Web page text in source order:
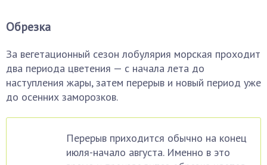
Обрезка
За вегетационный сезон лобулярия морская проходит
два периода цветения — с начала лета до
наступления жары, затем перерыв и новый период уже
до осенних заморозков.
Перерыв приходится обычно на конец
июля-начало августа. Именно в это